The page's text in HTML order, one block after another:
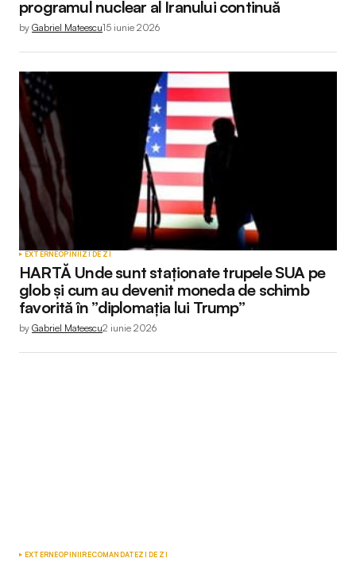
programul nuclear al Iranului continuă
by Gabriel Mateescu15 iunie 2026
EXTERNEOPINIIZI DE ZI
HARTĂ Unde sunt staționate trupele SUA pe
glob și cum au devenit moneda de schimb
favorită în ”diplomația lui Trump”
by Gabriel Mateescu2 iunie 2026
EXTERNEOPINIIRECOMANDATEZI DE ZI